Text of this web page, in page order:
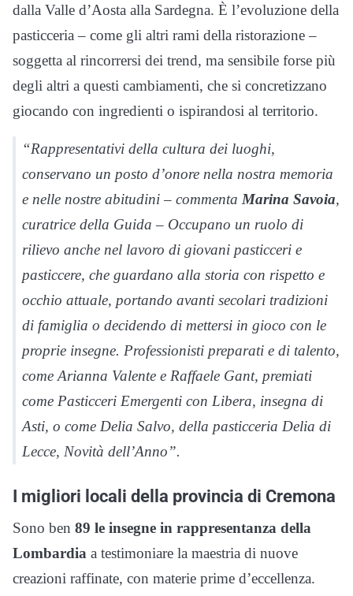
dalla Valle d’Aosta alla Sardegna. È l’evoluzione della
pasticceria – come gli altri rami della ristorazione –
soggetta al rincorrersi dei trend, ma sensibile forse più
degli altri a questi cambiamenti, che si concretizzano
giocando con ingredienti o ispirandosi al territorio.
“Rappresentativi della cultura dei luoghi,
conservano un posto d’onore nella nostra memoria
e nelle nostre abitudini – commenta Marina Savoia,
curatrice della Guida – Occupano un ruolo di
rilievo anche nel lavoro di giovani pasticceri e
pasticcere, che guardano alla storia con rispetto e
occhio attuale, portando avanti secolari tradizioni
di famiglia o decidendo di mettersi in gioco con le
proprie insegne. Professionisti preparati e di talento,
come Arianna Valente e Raffaele Gant, premiati
come Pasticceri Emergenti con Libera, insegna di
Asti, o come Delia Salvo, della pasticceria Delia di
Lecce, Novità dell’Anno”.
I migliori locali della provincia di Cremona
Sono ben 89 le insegne in rappresentanza della
Lombardia a testimoniare la maestria di nuove
creazioni raffinate, con materie prime d’eccellenza.